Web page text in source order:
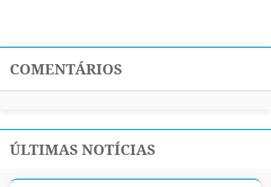
COMENTÁRIOS
ÚLTIMAS NOTÍCIAS